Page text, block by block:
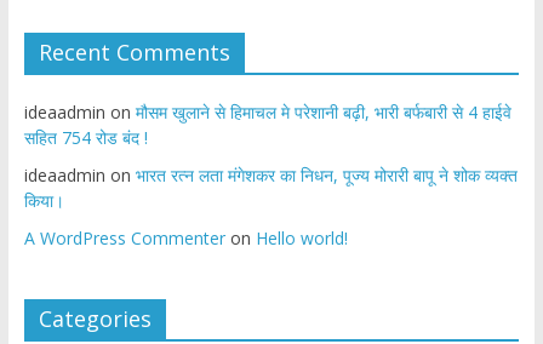
Recent Comments
ideaadmin on मौसम खुलाने से हिमाचल मे परेशानी बढ़ी, भारी बर्फबारी से 4 हाईवे
सहित 754 रोड बंद !
ideaadmin on भारत रत्न लता मंगेशकर का निधन, पूज्य मोरारी बापू ने शोक व्यक्त
किया।
A WordPress Commenteron Hello world!
Categories